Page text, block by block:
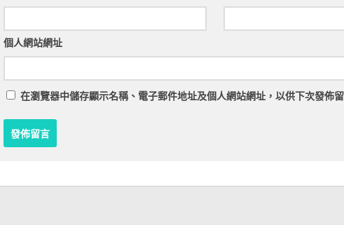
個人網站網址
在瀏覽器中儲存顯示名稱、電子郵件地址及個人網站網址，以供下次發佈